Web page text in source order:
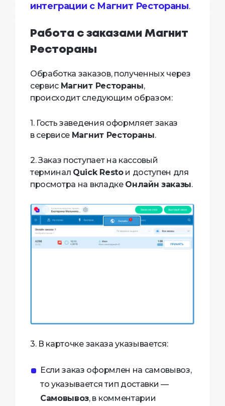
интеграции с Магнит Рестораны.
Работа с заказами Магнит
Рестораны
Обработка заказов, полученных через
сервис Магнит Рестораны,
происходит следующим образом:
1. Гость заведения оформляет заказ
в сервисе Магнит Рестораны.
2. Заказ поступает на кассовый
терминал Quick Restoи доступен для
просмотра на вкладке Онлайн заказы.
3. В карточке заказа указывается:
Если заказ оформлен на самовывоз,
то указывается тип доставки —
Самовывоз, в комментарии